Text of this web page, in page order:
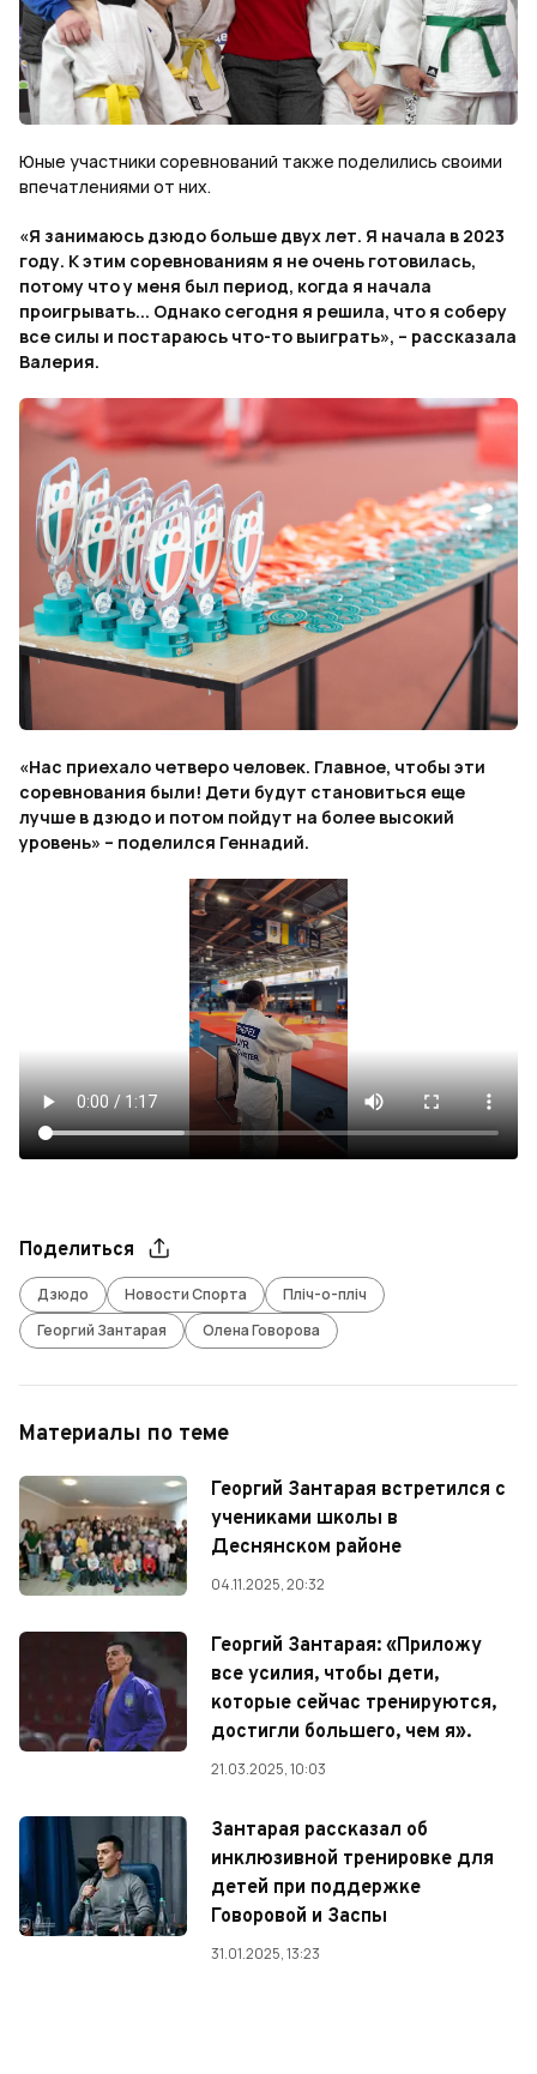
Юные участники соревнований также поделились своими
впечатлениями от них.
«Я занимаюсь дзюдо больше двух лет. Я начала в 2023
году. К этим соревнованиям я не очень готовилась,
потому что у меня был период, когда я начала
проигрывать... Однако сегодня я решила, что я соберу
все силы и постараюсь что-то выиграть», – рассказала
Валерия.
«Нас приехало четверо человек. Главное, чтобы эти
соревнования были! Дети будут становиться еще
лучше в дзюдо и потом пойдут на более высокий
уровень» – поделился Геннадий.
Поделиться
Дзюдо Новости Спорта
Пліч-о-пліч
Георгий Зантарая
Олена Говорова
Материалы по теме
Георгий Зантарая встретился с
учениками школы в
Деснянском районе
04.11.2025, 20:32
Георгий Зантарая: «Приложу
все усилия, чтобы дети,
которые сейчас тренируются,
достигли большего, чем я».
21.03.2025, 10:03
Зантарая рассказал об
инклюзивной тренировке для
детей при поддержке
Говоровой и Заспы
31.01.2025, 13:23